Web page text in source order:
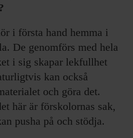
i första hand hemma i
De genomförs med hela
i sig skapar lekfullhet
kan också
och göra det.
här är förskolornas sak,
pusha på och stödja.